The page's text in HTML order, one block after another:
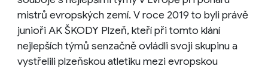
mistrů evropských zemí. V roce 2019 to byli právě
junioři AK ŠKODY Plzeň, kteří při tomto klání
nejlepších týmů senzačně ovládli svoji skupinu a
vystřelili plzeňskou atletiku mezi evropskou